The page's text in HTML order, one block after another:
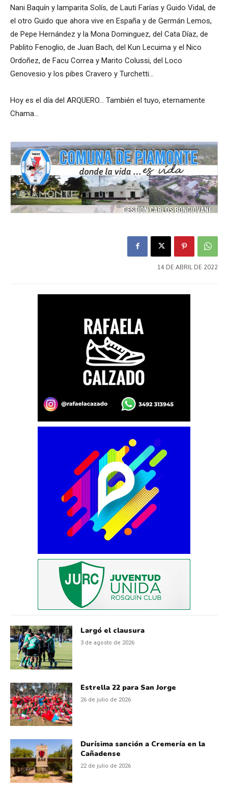
Nani Baquín y lamparita Solís, de Lauti Farías y Guido Vidal, de
el otro Guido que ahora vive en España y de Germán Lemos,
de Pepe Hernández y la Mona Dominguez, del Cata Díaz, de
Pablito Fenoglio, de Juan Bach, del Kun Lecuima y el Nico
Ordoñez, de Facu Correa y Marito Colussi, del Loco
Genovesio y los pibes Cravero y Turchetti…
Hoy es el día del ARQUERO… También el tuyo, eternamente
Chama…
14 DE ABRIL DE 2022
Largó el clausura
3 de agosto de 2026
Estrella 22 para San Jorge
26 de julio de 2026
Durísima sanción a Cremería en la
Cañadense
22 de julio de 2026